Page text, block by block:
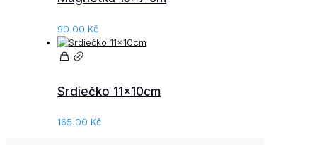
90.00 Kč
Srdiečko 11x10cm
165.00 Kč